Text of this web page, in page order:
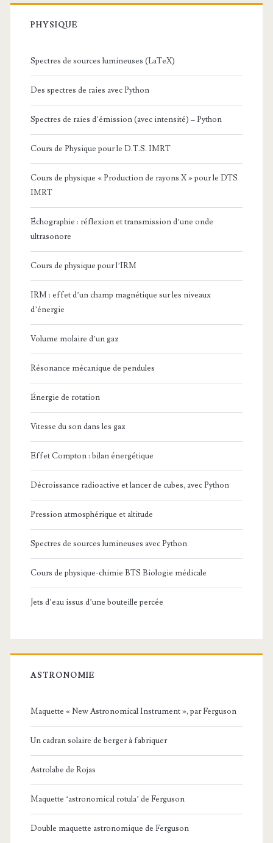
PHYSIQUE
Spectres de sources lumineuses (LaTeX)
Des spectres de raies avec Python
Spectres de raies d’émission (avec intensité) – Python
Cours de Physique pour le D.T.S. IMRT
Cours de physique « Production de rayons X » pour le DTS
IMRT
Échographie : réflexion et transmission d’une onde
ultrasonore
Cours de physique pour l’IRM
IRM : effet d’un champ magnétique sur les niveaux
d’énergie
Volume molaire d’un gaz
Résonance mécanique de pendules
Énergie de rotation
Vitesse du son dans les gaz
Effet Compton : bilan énergétique
Décroissance radioactive et lancer de cubes, avec Python
Pression atmosphérique et altitude
Spectres de sources lumineuses avec Python
Cours de physique-chimie BTS Biologie médicale
Jets d’eau issus d’une bouteille percée
ASTRONOMIE
Maquette « New Astronomical Instrument », par Ferguson
Un cadran solaire de berger à fabriquer
Astrolabe de Rojas
Maquette ‘astronomical rotula’ de Ferguson
Double maquette astronomique de Ferguson